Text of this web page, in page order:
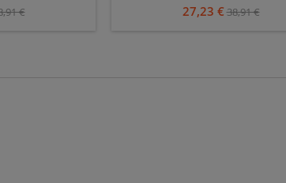
€ 27,23 €38,91 €